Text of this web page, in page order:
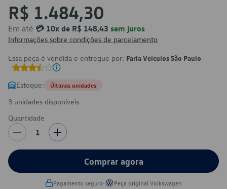
R$ 1.484,30
Em até 💳 10x de R$ 148,43 sem juros
Informações sobre condições de parcelamento
Essa peça é vendida e entregue por: Faria Veículos São Paulo
Estoque: Últimas unidades
3 unidades disponíveis
Quantidade
1
Comprar agora
Pagamento seguro• Peça original Volkswagen